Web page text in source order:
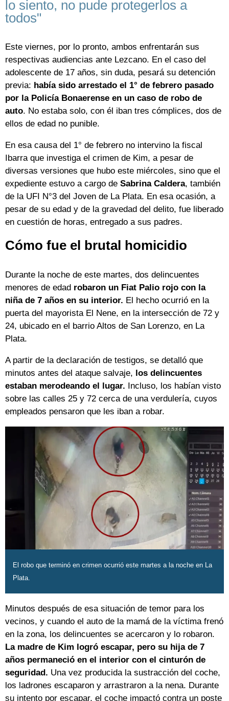
lo siento, no pude protegerlos a
todos"
Este viernes, por lo pronto, ambos enfrentarán sus
respectivas audiencias ante Lezcano. En el caso del
adolescente de 17 años, sin duda, pesará su detención
previa: había sido arrestado el 1° de febrero pasado
por la Policía Bonaerense en un caso de robo de
auto. No estaba solo, con él iban tres cómplices, dos de
ellos de edad no punible.
En esa causa del 1° de febrero no intervino la fiscal
Ibarra que investiga el crimen de Kim, a pesar de
diversas versiones que hubo este miércoles, sino que el
expediente estuvo a cargo de Sabrina Caldera, también
de la UFI N°3 del Joven de La Plata. En esa ocasión, a
pesar de su edad y de la gravedad del delito, fue liberado
en cuestión de horas, entregado a sus padres.
Cómo fue el brutal homicidio
Durante la noche de este martes, dos delincuentes
menores de edad robaron un Fiat Palio rojo con la
niña de 7 años en su interior. El hecho ocurrió en la
puerta del mayorista El Nene, en la intersección de 72 y
24, ubicado en el barrio Altos de San Lorenzo, en La
Plata.
A partir de la declaración de testigos, se detalló que
minutos antes del ataque salvaje, los delincuentes
estaban merodeando el lugar. Incluso, los habían visto
sobre las calles 25 y 72 cerca de una verdulería, cuyos
empleados pensaron que les iban a robar.
El robo que terminó en crimen ocurrió este martes a la noche en La
Plata.
Minutos después de esa situación de temor para los
vecinos, y cuando el auto de la mamá de la víctima frenó
en la zona, los delincuentes se acercaron y lo robaron.
La madre de Kim logró escapar, pero su hija de 7
años permaneció en el interior con el cinturón de
seguridad. Una vez producida la sustracción del coche,
los ladrones escaparon y arrastraron a la nena. Durante
su intento por escapar, el coche impactó contra un poste